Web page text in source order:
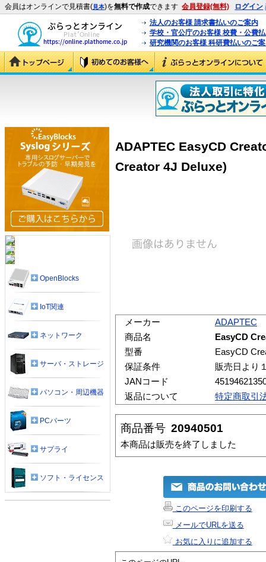
会員はオンラインで見積書(見本)を無料で作成できます 会員登録(無料) ログイン
法人のお客様 請求書払いのご案内
学校・官公庁のお客様 校費・公費
研究機関のお客様 科研費払いのご
ADAPTEC EasyCD
Creator 4J Deluxe)
メーカー
ADAPTEC
商品名
EasyCD
型番
EasyCD
保証条件
販売日より
JANコード
返品について
特定商取引
商品番号 20940501
本商品は販売を終了しました
このページを印刷する
メールでURLを送る
お気に入りに追加する
OpenBlocks
IoT関連
ネットワーク
サーバ・ストレージ
パソコン・周辺機器
PCパーツ
サプライ
ソフト・ライセンス